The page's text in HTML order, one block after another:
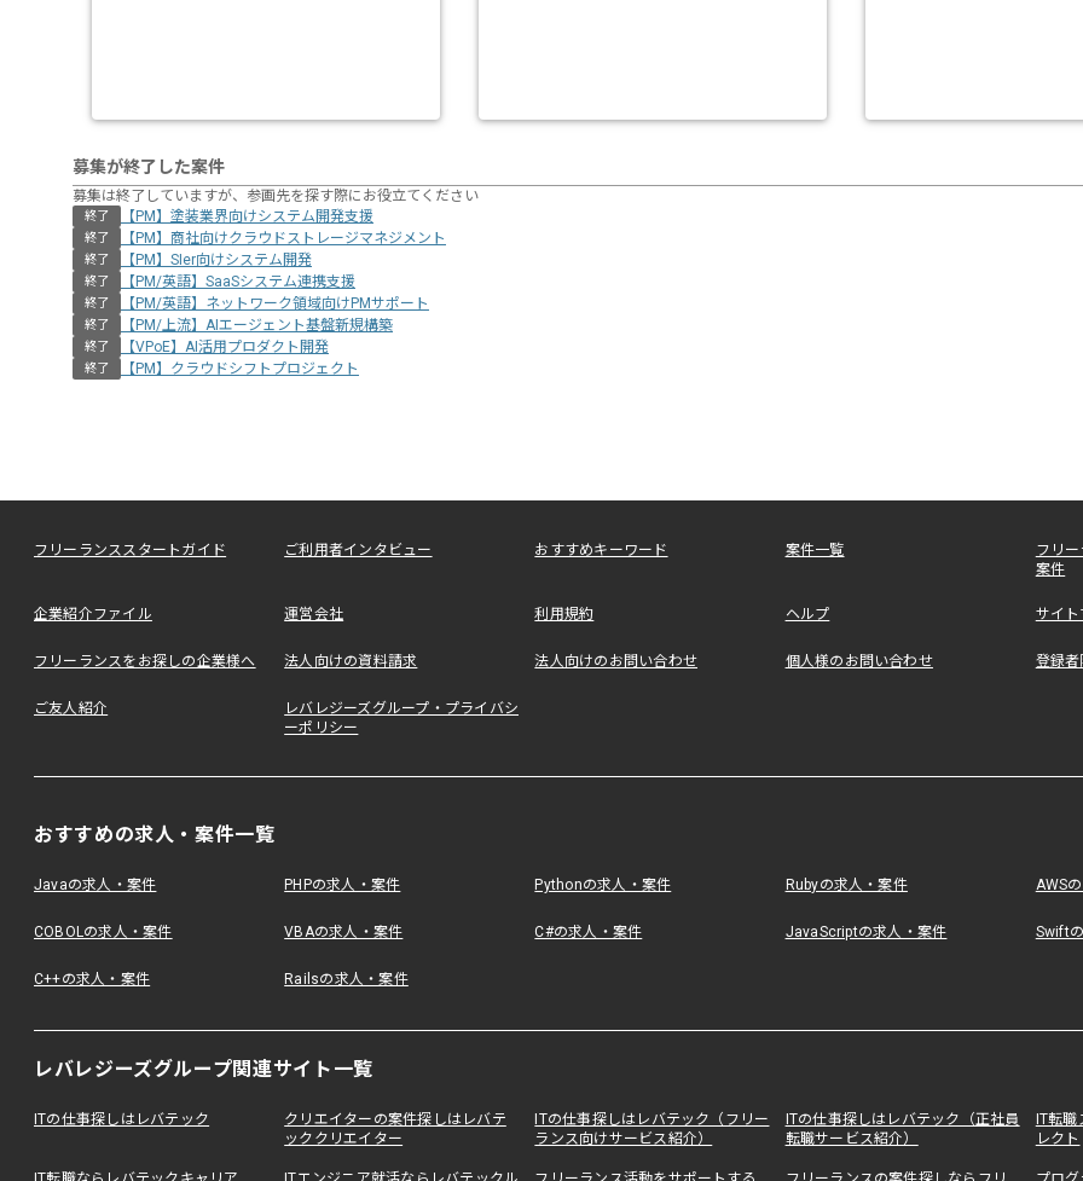
募集が終了した案件
募集は終了していますが、参画先を探す際にお役立てください
終了 【PM】塗装業界向けシステム開発支援
終了 【PM】商社向けクラウドストレージマネジメント
終了 【PM】SIer向けシステム開発
終了 【PM/英語】SaaSシステム連携支援
終了 【PM/英語】ネットワーク領域向けPMサポート
終了 【PM/上流】AIエージェント基盤新規構築
終了 【VPoE】AI活用プロダクト開発
終了 【PM】クラウドシフトプロジェクト
フリーランススタートガイド ご利用者インタビュー おすすめキーワード 案件一覧
フリ
案件
企業紹介ファイル 運営会社 利用規約 ヘルプ サイ
フリーランスをお探しの企業様へ 法人向けの資料請求 法人向けのお問い合わせ 個人様のお問い合わせ 登録
ご友人紹介
レバレジーズグループ・プライバシ
ーポリシー
おすすめの求人・案件一覧
Javaの求人・案件 PHPの求人・案件 Pythonの求人・案件 Rubyの求人・案件 AWS
COBOLの求人・案件 VBAの求人・案件 C#の求人・案件 JavaScriptの求人・案件 Swift
C++の求人・案件 Railsの求人・案件
レバレジーズグループ関連サイト一覧
ITの仕事探しはレバテック
クリエイターの案件探しはレバテ
ッククリエイター
ITの仕事探しはレバテック（フリー
ランス向けサービス紹介）
ITの仕事探しはレバテック（正社員
転職サービス紹介）
IT転
レクト